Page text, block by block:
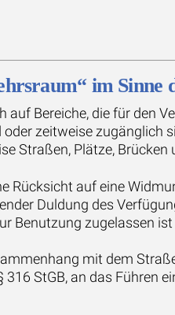
im Sinne
Bereiche, die für den
zeitweise zugänglich
Straßen, Plätze, Brücken
Rücksicht auf eine
Duldung des
Benutzung zugelassen
mit dem
StGB, an das Führen